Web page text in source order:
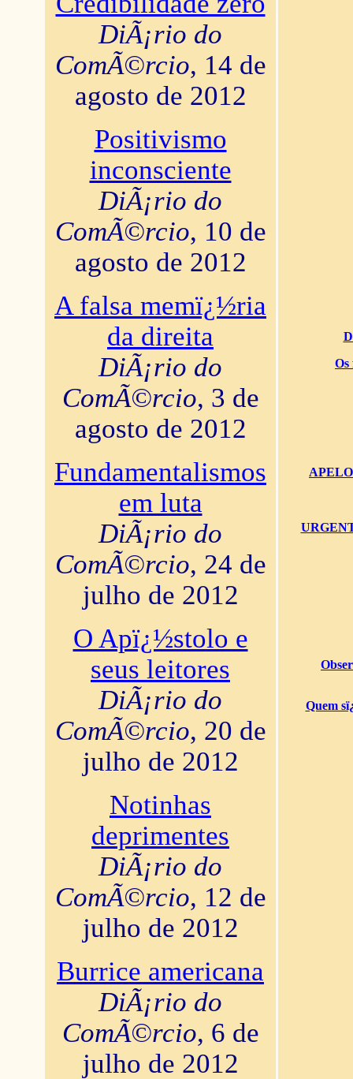
DiÃ¡rio do
ComÃ©rcio, 14 de
agosto de 2012
Positivismo
inconsciente
DiÃ¡rio do
ComÃ©rcio, 10 de
agosto de 2012
A falsa memï¿½ria
da direita
DiÃ¡rio do
ComÃ©rcio, 3 de
agosto de 2012
Fundamentalismos
em luta
DiÃ¡rio do
ComÃ©rcio, 24 de
julho de 2012
O Apï¿½stolo e
seus leitores
DiÃ¡rio do
ComÃ©rcio, 20 de
julho de 2012
Notinhas
deprimentes
DiÃ¡rio do
ComÃ©rcio, 12 de
julho de 2012
Burrice americana
DiÃ¡rio do
ComÃ©rcio, 6 de
julho de 2012
Os
Quem